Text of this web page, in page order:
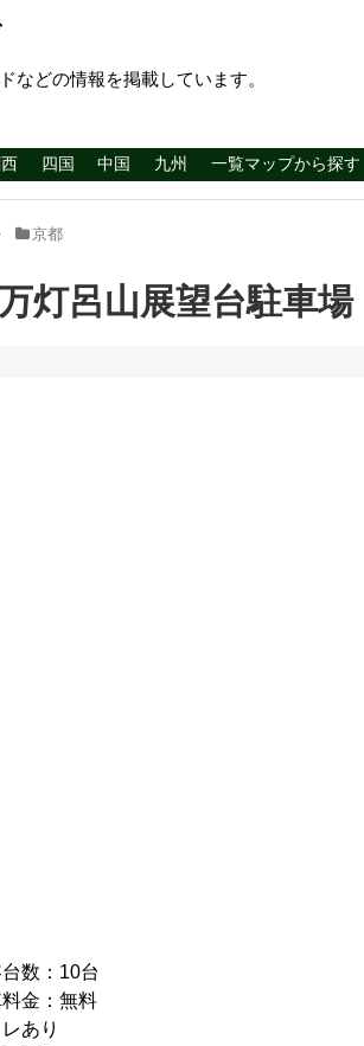
などの情報を掲載しています。
四国 中国 九州 一覧マップから探す
京都
灯呂山展望台駐車場
数：10台
金：無料
レあり